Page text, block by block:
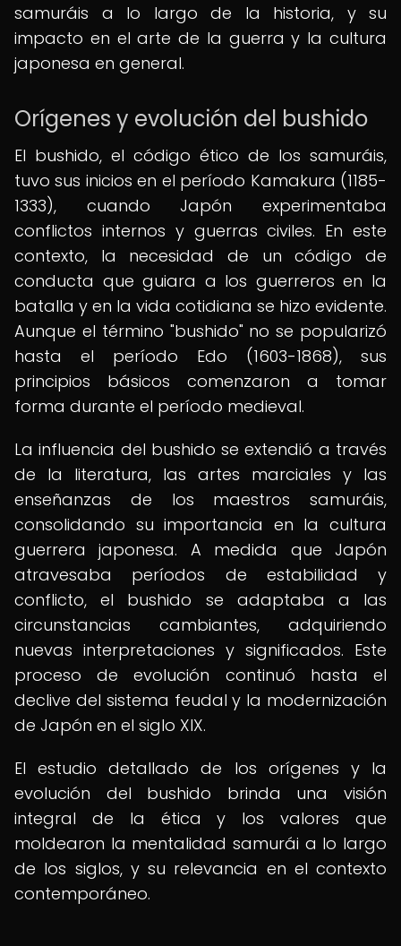
samuráis a lo largo de la historia, y su
impacto en el arte de la guerra y la cultura
japonesa en general.
Orígenes y evolución del bushido
El bushido, el código ético de los samuráis,
tuvo sus inicios en el período Kamakura (1185-
1333), cuando Japón experimentaba
conflictos internos y guerras civiles. En este
contexto, la necesidad de un código de
conducta que guiara a los guerreros en la
batalla y en la vida cotidiana se hizo evidente.
Aunque el término "bushido" no se popularizó
hasta el período Edo (1603-1868), sus
principios básicos comenzaron a tomar
forma durante el período medieval.
La influencia del bushido se extendió a través
de la literatura, las artes marciales y las
enseñanzas de los maestros samuráis,
consolidando su importancia en la cultura
guerrera japonesa. A medida que Japón
atravesaba períodos de estabilidad y
conflicto, el bushido se adaptaba a las
circunstancias cambiantes, adquiriendo
nuevas interpretaciones y significados. Este
proceso de evolución continuó hasta el
declive del sistema feudal y la modernización
de Japón en el siglo XIX.
El estudio detallado de los orígenes y la
evolución del bushido brinda una visión
integral de la ética y los valores que
moldearon la mentalidad samurái a lo largo
de los siglos, y su relevancia en el contexto
contemporáneo.